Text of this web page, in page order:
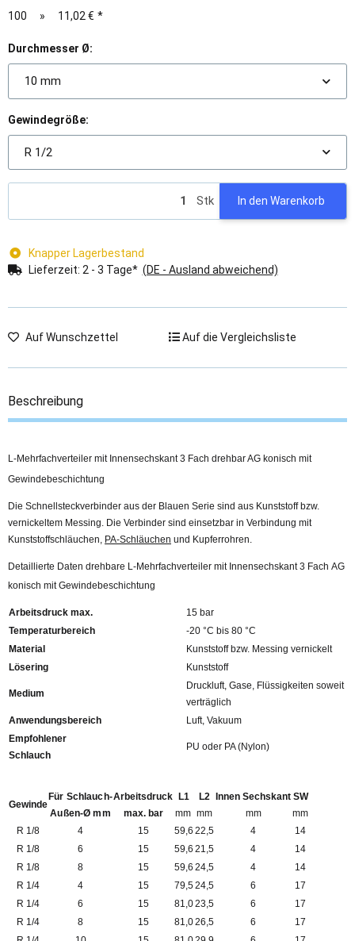
100
» 11,02 € *
Durchmesser Ø:
10 mm
Gewindegröße:
R 1/2
Stk In den Warenkorb
Knapper Lagerbestand
Lieferzeit: 2 - 3 Tage* (DE - Ausland abweichend)
Auf Wunschzettel Auf die Vergleichsliste
Beschreibung
L-Mehrfachverteiler mit Innensechskant 3 Fach drehbar AG konisch mit
Gewindebeschichtung
Die Schnellsteckverbinder aus der Blauen Serie sind aus Kunststoff bzw.
vernickeltem Messing. Die Verbinder sind einsetzbar in Verbindung mit
Kunststoffschläuchen, PA-Schläuchen und Kupferrohren.
Detaillierte Daten drehbare L-Mehrfachverteiler mit Innensechskant 3 Fach AG
konisch mit Gewindebeschichtung
Arbeitsdruck max.
15 bar
Temperaturbereich
-20 °C bis 80 °C
Material
Kunststoff bzw. Messing vernickelt
Lösering
Kunststoff
Medium
Druckluft, Gase, Flüssigkeiten soweit
verträglich
Anwendungsbereich
Luft, Vakuum
Empfohlener
Schlauch
PU oder PA (Nylon)
Gewinde
Für Schlauch-
Außen-Ø mm
Arbeitsdruck
max. bar
L1
mm
L2
mm
Innen Sechskant
mm
SW
mm
R 1/8
4 15 59,6 22,5 4
14
R 1/8
6 15 59,6 21,5 4
14
R 1/8
8 15 59,6 24,5 4
14
R 1/4
4 15 79,524,5 6
17
R 1/4
6 15 81,023,5 6
17
R 1/4
8 15 81,026,5 6
17